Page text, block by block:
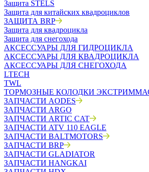
Защита STELS
Защита для китайских квадроциклов
ЗАЩИТА BRP
Защита для квадроцикла
Защита для снегохода
АКСЕССУАРЫ ДЛЯ ГИДРОЦИКЛА
АКСЕССУАРЫ ДЛЯ КВАДРОЦИКЛА
АКСЕССУАРЫ ДЛЯ СНЕГОХОДА
LTECH
TWL
ТОРМОЗНЫЕ КОЛОДКИ
ЗАПЧАСТИ AODES
ЗАПЧАСТИ ARGO
ЗАПЧАСТИ ARTIC CAT
ЗАПЧАСТИ ATV 110 EAGLE
ЗАПЧАСТИ BALTMOTORS
ЗАПЧАСТИ BRP
ЗАПЧАСТИ GLADIATOR
ЗАПЧАСТИ HANGKAI